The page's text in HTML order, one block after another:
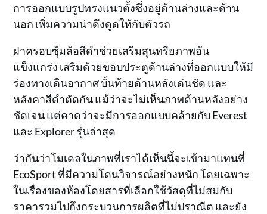
การออกแบบรูปทรงแนวตั้งซึ่งอยู่ด้านล่างและด้าน
นอก เพิ่มความน่าดึงดูดให้กับตัวรถ
ฝาครอบซุ้มล้อสีดำช่วยเสริมสุนทรียภาพอัน
แข็งแกร่ง เสริมด้วยขอบประตูด้านล่างที่ออกแบบให้มี
ร่องทางเดินอากาศ บั้นท้ายด้านหลังเด่นชัด และ
หลังคาสีดำตัดกัน แม้ว่าจะไม่เห็นภาพด้านหลังอย่าง
ชัดเจน แต่คาดว่าจะมีการออกแบบคล้ายกับ Everest
และ Explorer รุ่นล่าสุด
ว่ากันว่าโมเดลในภาพที่เราได้เห็นนี้จะเข้ามาแทนที่
EcoSport ที่มีความโดนวิจารณ์อย่างหนัก โดยเฉพาะ
ในเรื่องของห้องโดยสารที่เลือกใช้วัสดุที่ไม่สมกับ
ราคารวมไปถึงกระบวนการผลิตที่ไม่ปราณีต และยัง